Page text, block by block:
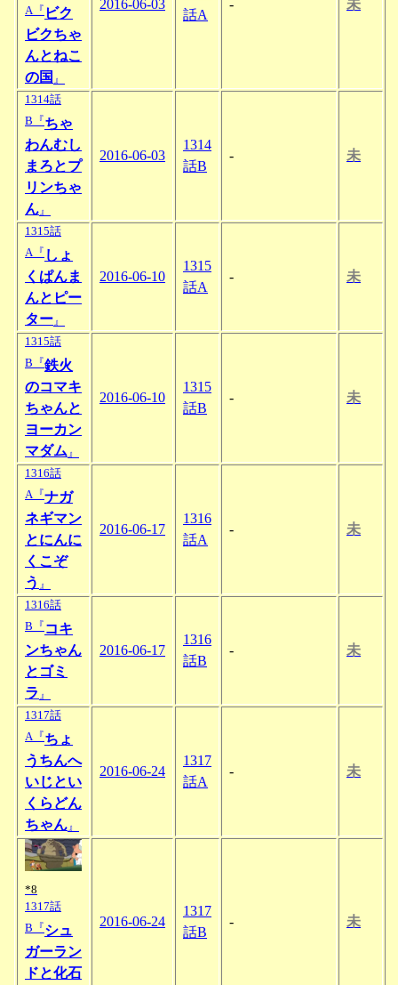
A『 ビク
ビクちゃ
んとねこ
の国 』
2016-06-03
話A
- 未
1314話
B『ちゃ
わんむし
まろとプ
リンちゃ
ん 』
2016-06-03
1314
話B
- 未
1315話
A『 しょ
くぱんま
んとピー
ター 』
2016-06-10
1315
話A
- 未
1315話
B『鉄火
のコマキ
ちゃんと
ヨーカン
マダム 』
2016-06-10
1315
話B
- 未
1316話
A『ナガ
ネギマン
とにんに
くこぞ
う 』
2016-06-17
1316
話A
- 未
1316話
B『 コキ
ンちゃん
とゴミ
ラ 』
2016-06-17
1316
話B
- 未
1317話
A『ちょ
うちんへ
いじとい
くらどん
ちゃん 』
2016-06-24
1317
話A
- 未
*8
1317話
B『シュ
ガーラン
ドと化石
2016-06-24
1317
話B
- 未